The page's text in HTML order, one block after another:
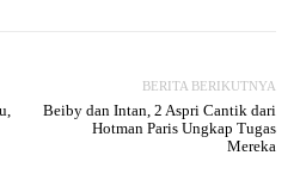
BERITA BERIKUTNYA
Beiby dan Intan, 2 Aspri Cantik dari
Hotman Paris Ungkap Tugas
Mereka